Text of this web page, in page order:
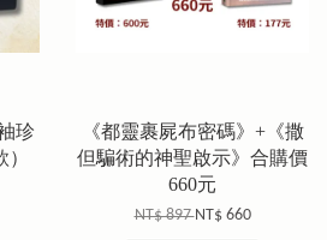
珍
《都靈裹屍布密碼》+《撒
但騙術的神聖啟示》合購價
660元
NT$ 897NT$ 660